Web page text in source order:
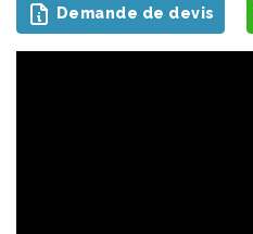
Demande de devis